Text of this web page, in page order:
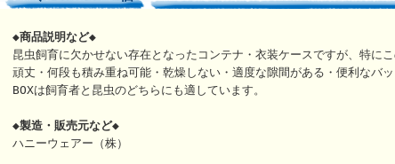
◆商品説明など◆
昆虫飼育に欠かせない存在となったコンテナ・衣装ケースですが、特にこ
頑丈・何段も積み重ね可能・乾燥しない・適度な隙間がある・便利なバ
BOXは飼育者と昆虫のどちらにも適しています。
◆製造・販売元など◆
ハニーウェアー（株）